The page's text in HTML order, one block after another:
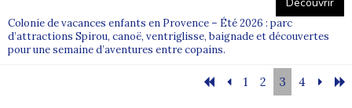
Découvrir
Colonie de vacances enfants en Provence – Été 2026 : parc
d’attractions Spirou, canoë, ventriglisse, baignade et découvertes
pour une semaine d’aventures entre copains.
1 2 3 4